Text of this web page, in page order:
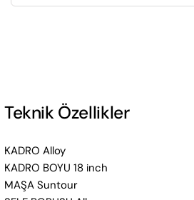
Teknik Özellikler
KADRO Alloy
KADRO BOYU 18 inch
MAŞA Suntour